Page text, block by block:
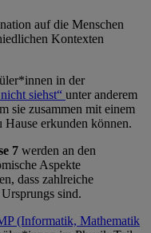
auf die Menschen
Kontexten
in der
siehst“ unter anderem
sie zusammen mit einem
erkunden können.
7 werden an den
Aspekte
dass zahlreiche
sind.
(Informatik, Mathematik